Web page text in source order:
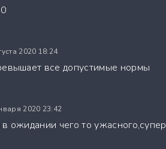
2020 18:24
все допустимые нормы
2020 23:42
ожидании чего то ужасного,супер